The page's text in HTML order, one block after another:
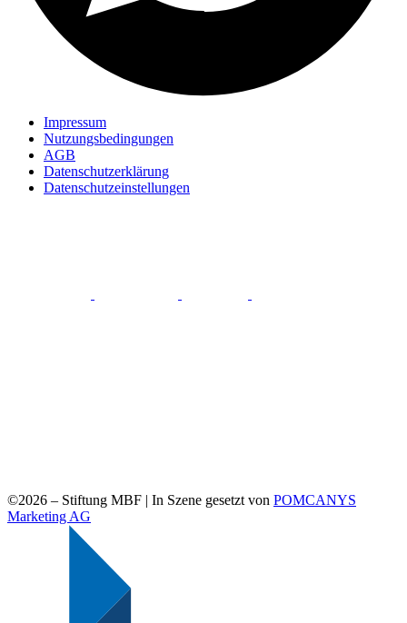
Impressum
Nutzungsbedingungen
AGB
Datenschutzerklärung
Datenschutzeinstellungen
©2026 – Stiftung MBF | In Szene gesetzt von POMCANYS
Marketing AG